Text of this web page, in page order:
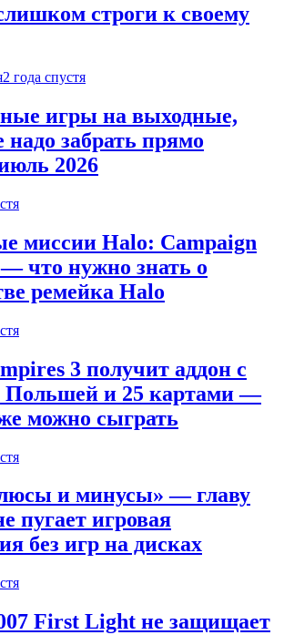
строги к своему
2 года спустя
игры на выходные,
надо забрать прямо
2026
миссии Halo: Campaign
что нужно знать о
ремейка Halo
3 получит аддон с
Польшей и 25 картами —
можно сыграть
и минусы» — главу
пугает игровая
без игр на дисках
First Light не защищает